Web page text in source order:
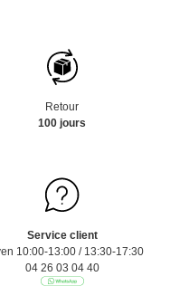
Retour
100 jours
Service client
10:00-13:00 / 13:30-17:30
04 26 03 04 40